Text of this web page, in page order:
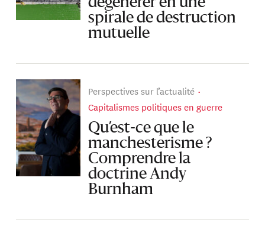
spirale de destruction
mutuelle
Perspectives sur l’actualité
Capitalismes politiques en guerre
Qu’est-ce que le
manchesterisme ?
Comprendre la
doctrine Andy
Burnham